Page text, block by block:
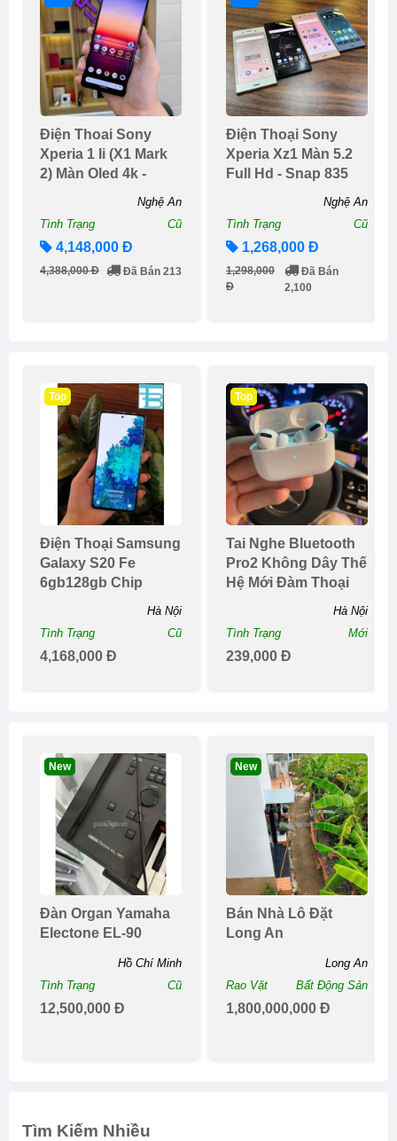
Điện Thoai Sony
Xperia 1 Ii (x1 Mark
2) Màn Oled 4k -
Nghệ An
Tình Trạng
Cũ
4,148,000 Đ
4,388,000 Đ Đã Bán 213
Điện Thoại Sony
Xperia Xz1 Màn 5.2
Full Hd - Snap 835
Nghệ An
Tình Trạng
Cũ
1,268,000 Đ
1,298,000
Đ
Đã Bán
2,100
Top
Điện Thoại Samsung
Galaxy S20 Fe
6gb128gb Chip
Hà Nội
Tình Trạng
Cũ
4,168,000 Đ
Top
Tai Nghe Bluetooth
Pro2 Không Dây Thế
Hệ Mới Đàm Thoại
Hà Nội
Tình Trạng
Mới
239,000 Đ
New
Đàn Organ Yamaha
Electone EL-90
Hồ Chí Minh
Tình Trạng
Cũ
12,500,000 Đ
New
Bán Nhà Lô Đặt
Long An
Long An
Rao Vặt
Bất Động Sản
1,800,000,000 Đ
Tìm Kiếm Nhiều